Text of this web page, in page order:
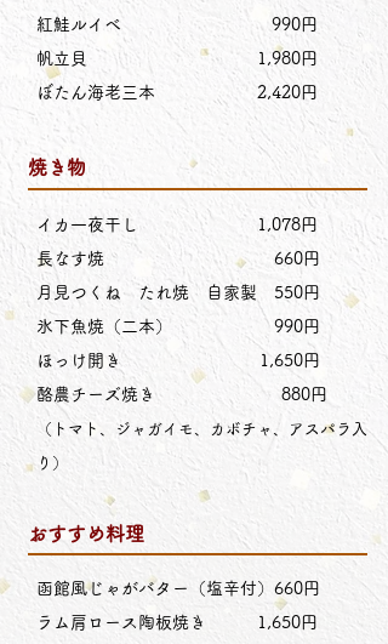
紅鮭ルイベ 990円
帆立貝 1,980円
ぼたん海老三本 2,420円
焼き物
​ イカ一夜干し 1,078円
長なす焼 660円
月見つくね たれ焼 自家製 550円
氷下魚焼（二本） 990円
ほっけ開き 1,650円
酪農チーズ焼き
880円
（トマト、ジャガイモ、カボチャ、アスパラ入
り）
おすすめ料理
函館風じゃがバター（塩辛付）660円
ラム肩ロース陶板焼き 1,650円